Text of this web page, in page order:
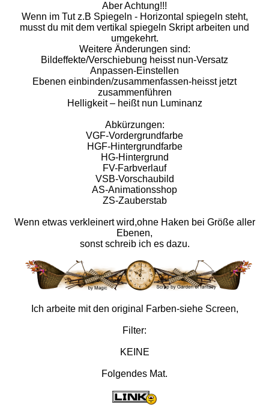
Aber Achtung!!!
Wenn im Tut z.B Spiegeln - Horizontal spiegeln steht,
musst du mit dem vertikal spiegeln Skript arbeiten und
umgekehrt.
Weitere Änderungen sind:
Bildeffekte/Verschiebung heisst nun-Versatz
Anpassen-Einstellen
Ebenen einbinden/zusammenfassen-heisst jetzt
zusammenführen
Helligkeit – heißt nun Luminanz
Abkürzungen:
VGF-Vordergrundfarbe
HGF-Hintergrundfarbe
HG-Hintergrund
FV-Farbverlauf
VSB-Vorschaubild
AS-Animationsshop
ZS-Zauberstab
Wenn etwas verkleinert wird,ohne Haken bei Größe aller
Ebenen,
sonst schreib ich es dazu.
Ich arbeite mit den original Farben-siehe Screen,
Filter:
KEINE
Folgendes Mat.